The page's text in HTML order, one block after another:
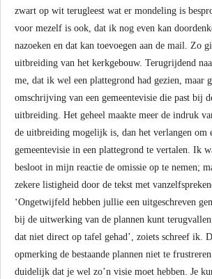
zwart op wit terugleest wat er mondeling is
voor mezelf is ook, dat ik nog even kan
nazoeken en dat kan toevoegen aan de mail. Zo
uitbreiding van het kerkgebouw. Terugrijdend
me, dat ik wel een plattegrond had gezien, maar
omschrijving van een gemeentevisie die past bij
uitbreiding. Het geheel maakte meer de indruk
de uitbreiding mogelijk is, dan het verlangen om
gemeentevisie in een plattegrond te vertalen. Ik
besloot in mijn reactie de omissie op te nemen;
zekere listigheid door de tekst met
‘Ongetwijfeld hebben jullie een uitgeschreven
bij de uitwerking van de plannen kunt
dat niet direct op tafel gehad’, zoiets schreef ik.
opmerking de bestaande plannen niet te
duidelijk dat je wel zo’n visie moet hebben. Je